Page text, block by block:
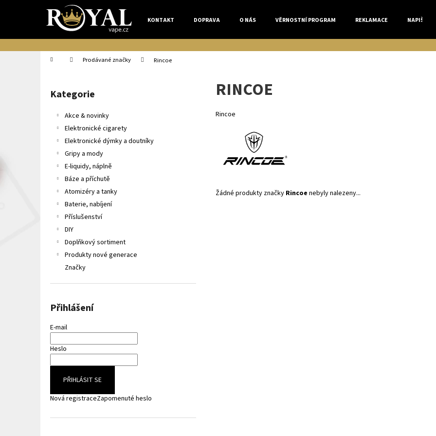
KONTAKT DOPRAVA O NÁS VĚRNOSTNÍ PROGRAM REKLAMACE NAPIŠTE
Domů Prodávané značky Rincoe
Přeskočit
kategorie
Kategorie
Akce & novinky
Elektronické cigarety
Elektronické dýmky a doutníky
Gripy a mody
E-liquidy, náplně
Báze a příchutě
Atomizéry a tanky
Baterie, nabíjení
Příslušenství
DIY
Doplňkový sortiment
Produkty nové generace
Značky
Přihlášení
E-mail
Heslo
PŘIHLÁSIT SE
Nová registraceZapomenuté heslo
RINCOE
Rincoe
Žádné produkty značky Rincoe nebyly nalezeny...
í
k
Zpět
do
obchodu
Zpět
do
obchodu
Co potřebujete najít?
Doporučujeme
LIQUA ELEMENTS APPLE 10ML 6MG
149 Kč
Původně:165 Kč